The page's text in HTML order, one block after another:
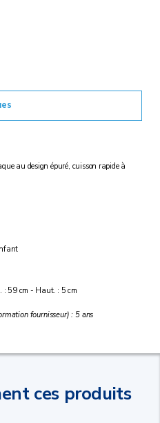
au design épuré, cuisson rapide à
: 59 cm - Haut. : 5 cm
fournisseur) : 5 ans
ces produits